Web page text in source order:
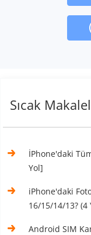
Sıcak
İPhone'daki
Yol]
iPhone'daki
16/15/14/13? (4
Android SIM